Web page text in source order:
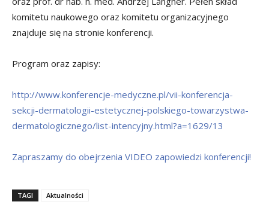
komitetu naukowego oraz komitetu organizacyjnego
znajduje się na stronie konferencji.
Program oraz zapisy:
http://www.konferencje-medyczne.pl/vii-konferencja-
sekcji-dermatologii-estetycznej-polskiego-towarzystwa-
dermatologicznego/list-intencyjny.html?a=1629/13
Zapraszamy do obejrzenia VIDEO zapowiedzi konferencji!
TAGI Aktualności